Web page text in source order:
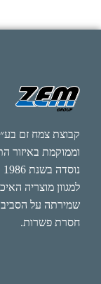
קבוצת צמח זם
וממוקמת באיזור
למגוון מוצריה
שמירתה על
חסרת פשרות.